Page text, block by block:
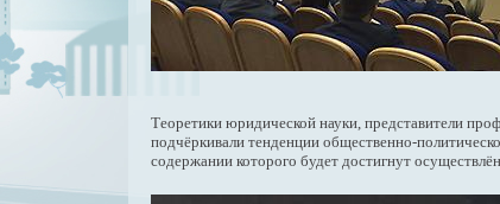
Теоретики юридической науки, представители
подчёркивали тенденции общественно-
содержании которого будет достигнут